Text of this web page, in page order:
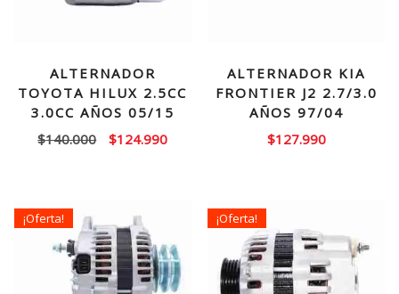
ALTERNADOR
TOYOTA HILUX 2.5CC
3.0CC AÑOS 05/15
$140.000
El
$140.000.
$124.990El
$124.990.
ALTERNADOR KIA
FRONTIER J2 2.7/3.0
AÑOS 97/04
$127.990
¡Oferta! ¡Oferta!